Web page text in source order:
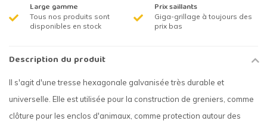
Large gamme
Tous nos produits sont
disponibles en stock
Prix saillants
Giga-grillage à toujours des
prix bas
Description du produit
Il s'agit d'une tresse hexagonale galvanisée très durable et
universelle. Elle est utilisée pour la construction de greniers, comme
clôture pour les enclos d'animaux, comme protection autour des